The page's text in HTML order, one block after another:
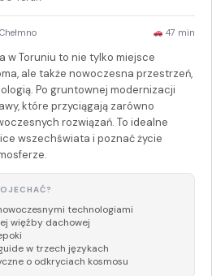
47 min
w Toruniu to nie tylko miejsce
ale także nowoczesna przestrzeń,
Po gruntownej modernizacji
które przyciągają zarówno
rozwiązań. To idealne
wszechświata i poznać życie
technologiami
więźby dachowej
w trzech językach
o odkryciach kosmosu